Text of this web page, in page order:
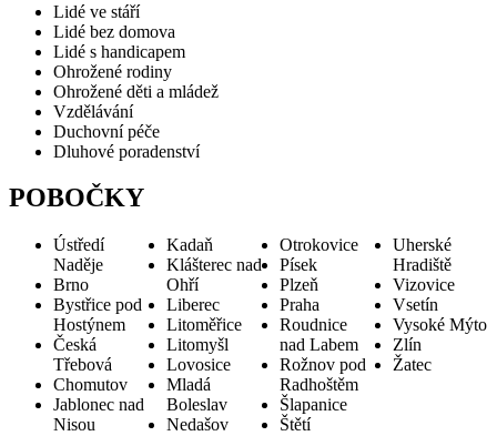
Lidé ve stáří
Lidé bez domova
Lidé s handicapem
Ohrožené rodiny
Ohrožené děti a mládež
Vzdělávání
Duchovní péče
Dluhové poradenství
POBOČKY
Ústředí
Naděje
Brno
Bystřice pod
Hostýnem
Česká
Třebová
Chomutov
Jablonec nad
Nisou
Kadaň
Klášterec nad
Ohří
Liberec
Litoměřice
Litomyšl
Lovosice
Mladá
Boleslav
Nedašov
Otrokovice
Písek
Plzeň
Praha
Roudnice
nad Labem
Rožnov pod
Radhoštěm
Šlapanice
Štětí
Uherské
Hradiště
Vizovice
Vsetín
Vysoké Mýto
Zlín
Žatec